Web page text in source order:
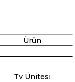
Ürün
Tv Ünitesi